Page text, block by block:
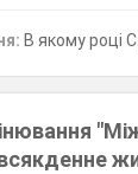
В якому році С.Джобс та С.Возняк